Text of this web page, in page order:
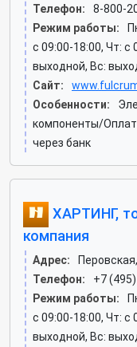
Телефон:
8-800-
Режим работы:
c 09:00-18:00, Чт: c
выходной, Вс:
Сайт:
Особенности:
компоненты/
через банк
ХАРТИНГ,
компания
Адрес:
Телефон:
+7
Режим работы:
c 09:00-18:00, Чт: c
выходной, Вс: